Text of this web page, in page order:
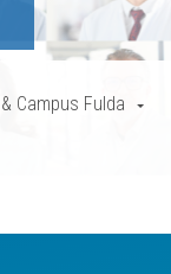
Campus Fulda